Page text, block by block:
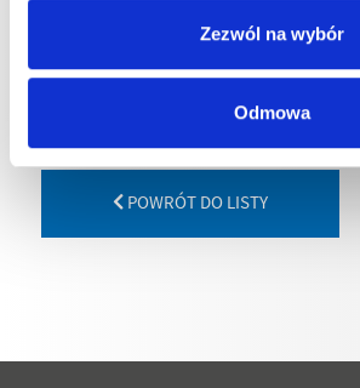
Zezwól na wybór
Odmowa
POWRÓT DO LISTY